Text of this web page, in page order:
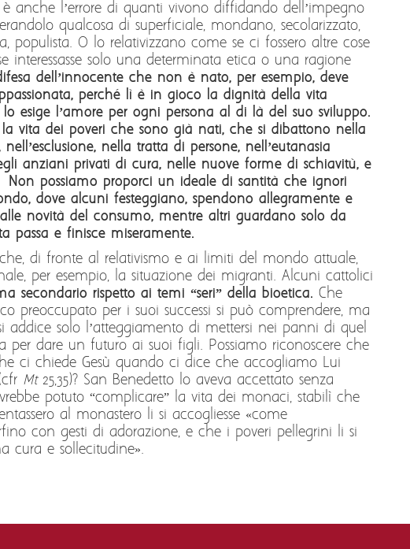
è anche l’errore di quanti vivono diffidando dell’impegno
qualcosa di superficiale, mondano, secolarizzato,
populista. O lo relativizzano come se ci fossero altre cose
interessasse solo una determinata etica o una ragione
dell’innocente che non è nato, per esempio, deve
perché lì è in gioco la dignità della vita
esige l’amore per ogni persona al di là del suo sviluppo.
vita dei poveri che sono già nati, che si dibattono nella
nella tratta di persone, nell’eutanasia
anziani privati di cura, nelle nuove forme di schiavitù, e
possiamo proporci un ideale di santità che ignori
dove alcuni festeggiano, spendono allegramente e
novità del consumo, mentre altri guardano solo da
passa e finisce miseramente.
che, di fronte al relativismo e ai limiti del mondo attuale,
per esempio, la situazione dei migranti. Alcuni cattolici
secondario rispetto ai temi “seri” della bioetica. Che
preoccupato per i suoi successi si può comprendere, ma
addice solo l’atteggiamento di mettersi nei panni di quel
per dare un futuro ai suoi figli. Possiamo riconoscere che
ci chiede Gesù quando ci dice che accogliamo Lui
Mt25,35)? San Benedetto lo aveva accettato senza
potuto “complicare” la vita dei monaci, stabilì che
al monastero li si accogliesse «come
con gesti di adorazione, e che i poveri pellegrini li si
cura e sollecitudine».